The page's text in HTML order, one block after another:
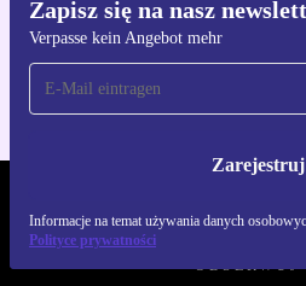
Zapisz się na nasz
Verpasse kein Angebot mehr
Zarejestruj
Informacje na temat używania danych
Polityce prywatności
Pobierz
Dla iOS i